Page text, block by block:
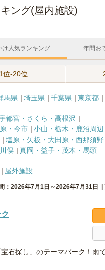
ング(屋内施設)
け人気ランキング 年間お
位-20位
馬県 埼玉県 千葉県 東京都
都宮・さくら・高根沢
・今市
小山・栃木・鹿沼周辺
塩原・矢板・大田原・西那須野
俣
真岡・益子・茂木・馬頭
屋外施設
：2026年7月1日～2026年7月31日
石探し」のテーマパーク！雨